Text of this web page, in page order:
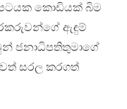
පටයක කොඩියක් බිම
ඇඳුම්
ජනාධිපතිතුමාගේ
සරල කරගත්